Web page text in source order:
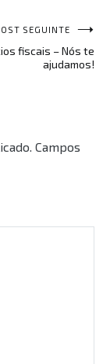
SEGUINTE
fiscais – Nós te
ajudamos!
Campos